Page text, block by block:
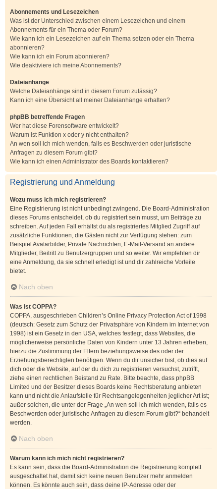
Abonnements und Lesezeichen
Was ist der Unterschied zwischen einem Lesezeichen und einem
Abonnements für ein Thema oder Forum?
Wie kann ich ein Lesezeichen auf ein Thema setzen oder ein Thema
abonnieren?
Wie kann ich ein Forum abonnieren?
Wie deaktiviere ich meine Abonnements?
Dateianhänge
Welche Dateianhänge sind in diesem Forum zulässig?
Kann ich eine Übersicht all meiner Dateianhänge erhalten?
phpBB betreffende Fragen
Wer hat diese Forensoftware entwickelt?
Warum ist Funktion x oder y nicht enthalten?
An wen soll ich mich wenden, falls es Beschwerden oder juristische
Anfragen zu diesem Forum gibt?
Wie kann ich einen Administrator des Boards kontaktieren?
Registrierung und Anmeldung
Wozu muss ich mich registrieren?
Eine Registrierung ist nicht unbedingt zwingend. Die Board-Administration
dieses Forums entscheidet, ob du registriert sein musst, um Beiträge zu
schreiben. Auf jeden Fall erhältst du als registriertes Mitglied Zugriff auf
zusätzliche Funktionen, die Gästen nicht zur Verfügung stehen: zum
Beispiel Avatarbilder, Private Nachrichten, E-Mail-Versand an andere
Mitglieder, Beitritt zu Benutzergruppen und so weiter. Wir empfehlen dir
eine Anmeldung, da sie schnell erledigt ist und dir zahlreiche Vorteile
bietet.
Nach oben
Was ist COPPA?
COPPA, ausgeschrieben Children’s Online Privacy Protection Act of 1998
(deutsch: Gesetz zum Schutz der Privatsphäre von Kindern im Internet von
1998) ist ein Gesetz in den USA, welches festlegt, dass Websites, die
möglicherweise persönliche Daten von Kindern unter 13 Jahren erheben,
hierzu die Zustimmung der Eltern beziehungsweise des oder der
Erziehungsberechtigten benötigen. Wenn du dir unsicher bist, ob dies auf
dich oder die Website, auf der du dich zu registrieren versuchst, zutrifft,
ziehe einen rechtlichen Beistand zu Rate. Bitte beachte, dass phpBB
Limited und der Besitzer dieses Boards keine Rechtsberatung anbieten
kann und nicht die Anlaufstelle für Rechtsangelegenheiten jeglicher Art ist;
außer solchen, die unter der Frage „An wen soll ich mich wenden, falls es
Beschwerden oder juristische Anfragen zu diesem Forum gibt?“ behandelt
werden.
Nach oben
Warum kann ich mich nicht registrieren?
Es kann sein, dass die Board-Administration die Registrierung komplett
ausgeschaltet hat, damit sich keine neuen Benutzer mehr anmelden
können. Es könnte auch sein, dass deine IP-Adresse oder der